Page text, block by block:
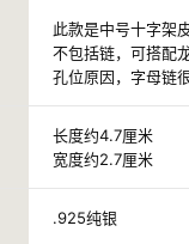
此款是中号十字架
不包括链，可搭配
孔位原因，字母链
长度约4.7厘米
宽度约2.7厘米
.925纯银